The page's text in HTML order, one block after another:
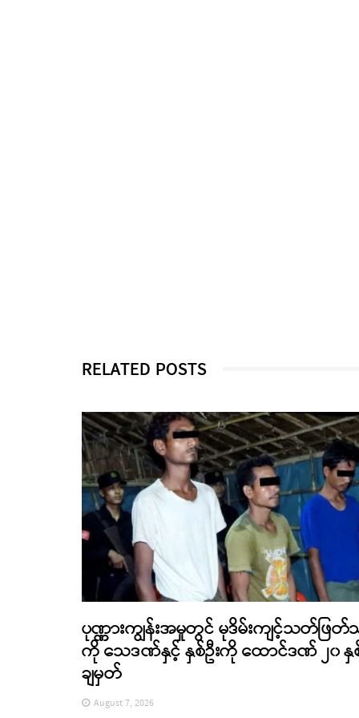
RELATED POSTS
ပုဏ္ဏားကျွန်းအမှုတွင် မုဒိမ်းကျင့်သတ်ဖြ
ကို သေဒဏ်နှင့် နှစ်ဦးကို ထောင်ဒဏ် ၂၀ နှ
ချမှတ်
August 7, 2026